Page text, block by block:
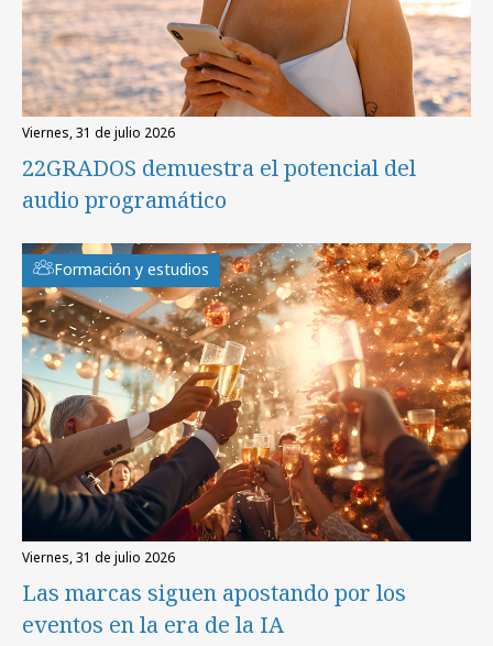
viernes, 31 de julio 2026
22GRADOS demuestra el potencial del
audio programático
Formación y estudios
viernes, 31 de julio 2026
Las marcas siguen apostando por los
eventos en la era de la IA